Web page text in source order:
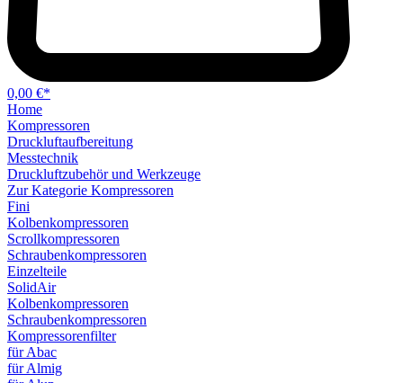
0,00 €*
Home
Kompressoren
Druckluftaufbereitung
Messtechnik
Druckluftzubehör und Werkzeuge
Zur Kategorie Kompressoren
Fini
Kolbenkompressoren
Scrollkompressoren
Schraubenkompressoren
Einzelteile
SolidAir
Kolbenkompressoren
Schraubenkompressoren
Kompressorenfilter
für Abac
für Almig